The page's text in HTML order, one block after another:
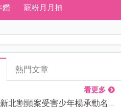
鑑 寵粉月月抽
熱門文章
看更多
新北割頸案受害少年楊承勳名...